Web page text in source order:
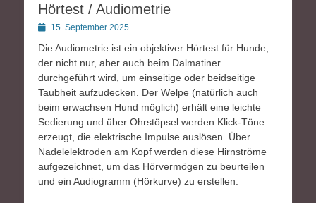
Hörtest / Audiometrie
Posted15. September 2025
Die Audiometrie ist ein objektiver Hörtest für Hunde,
der nicht nur, aber auch beim Dalmatiner
durchgeführt wird, um einseitige oder beidseitige
Taubheit aufzudecken. Der Welpe (natürlich auch
beim erwachsen Hund möglich) erhält eine leichte
Sedierung und über Ohrstöpsel werden Klick-Töne
erzeugt, die elektrische Impulse auslösen. Über
Nadelelektroden am Kopf werden diese Hirnströme
aufgezeichnet, um das Hörvermögen zu beurteilen
und ein Audiogramm (Hörkurve) zu erstellen.